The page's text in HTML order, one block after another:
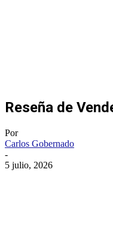
Reseña de
Por
Carlos Gobernado
-
5 julio, 2026